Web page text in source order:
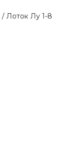
/ Лоток Лу 1-8